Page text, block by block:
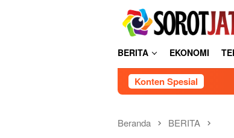
BERITA EKONOMI
Konten Spesial
Beranda BERITA